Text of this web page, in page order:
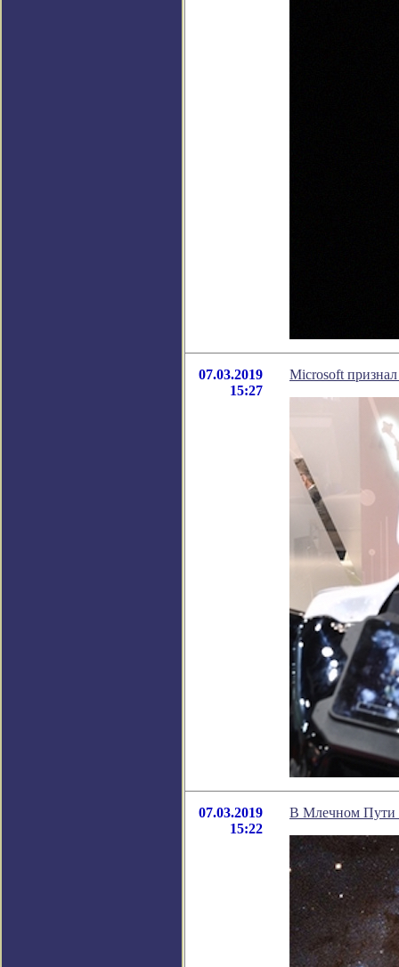
07.03.2019
15:27
Microsoft
07.03.2019
15:22
В Млечном Пути